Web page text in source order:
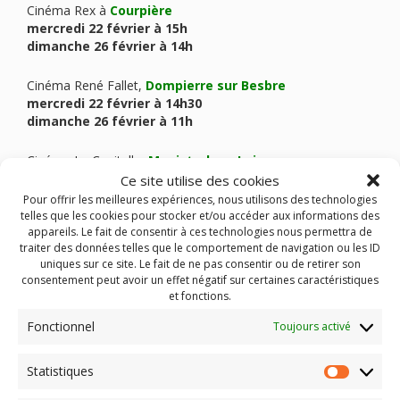
Ce site utilise des cookies
Pour offrir les meilleures expériences, nous utilisons des technologies
telles que les cookies pour stocker et/ou accéder aux informations des
appareils. Le fait de consentir à ces technologies nous permettra de
traiter des données telles que le comportement de navigation ou les ID
uniques sur ce site. Le fait de ne pas consentir ou de retirer son
consentement peut avoir un effet négatif sur certaines caractéristiques
et fonctions.
Fonctionnel Toujours activé
Statistiques
Cinéma Rex à Courpière
mercredi 22 février à 15h
dimanche 26 février à 14h
Cinéma René Fallet, Dompierre sur Besbre
mercredi 22 février à 14h30
dimanche 26 février à 11h
Cinéma La Capitelle, Monistrol sur Loire
du 1er au 7 mars
Cinéma Delta,Saint-Flour
semaine du 15 mars
cinéma La Grenette, Yssingeaux
du 15 au 21 mars
Ciné-Lux,circuit sur 7 communes en Haute-Loire